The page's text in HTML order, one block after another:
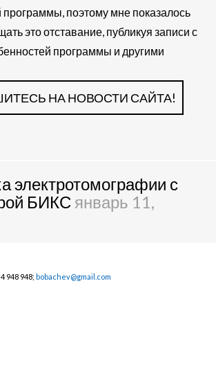
программы, поэтому мне показалось
это отставание, публикуя записи с
программы и другими
НА НОВОСТИ САЙТА!
электротомографии с
БИКС январь 11,
948 948; bobachev@gmail.com